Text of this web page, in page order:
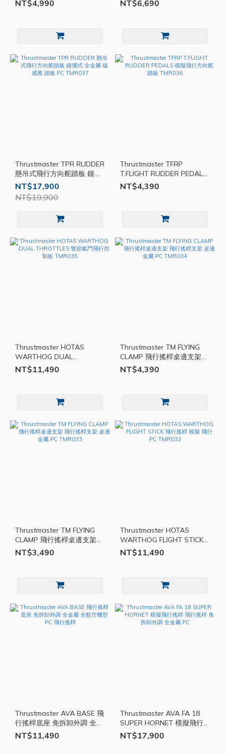
TMR039
NT$4,990
PC TMR038
NT$6,690
Thrustmaster TPR RUDDER
懸吊式飛行方向舵踏板 鐘擺
式 全金屬 磁感應 踏板 PC
TMR037
NT$17,900
NT$19,900
Thrustmaster TFRP
T.FLIGHT RUDDER PEDALS
模擬飛行方向舵踏板
TMR036
NT$4,390
Thrustmaster HOTAS
WARTHOG DUAL
THROTTLES 雙節氣門飛行
控制板 TMR035
NT$11,490
Thrustmaster TM FLYING
CLAMP 飛行搖桿桌邊支架
飛行搖桿支架 桌邊 金屬 PC
TMR034
NT$4,390
Thrustmaster TM FLYING
CLAMP 飛行搖桿桌邊支架
飛行搖桿支架 桌邊 金屬 PC
TMR033
NT$3,490
Thrustmaster HOTAS
WARTHOG FLIGHT STICK
飛行搖桿 模擬 飛行 PC
TMR032
NT$11,490
Thrustmaster AVA BASE 飛
行搖桿底座 免拆卸外調 全金
屬 全航空機型 PC 飛行搖桿
NT$11,490
Thrustmaster AVA FA 18
SUPER HORNET 模擬飛行
搖桿 飛行搖桿 免拆卸外調
全金屬 PC
NT$17,900